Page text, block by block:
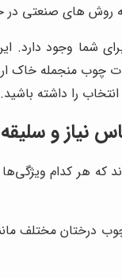
روش های صنعتی در
شما وجود دارد.
چوب منجمله خاک
را داشته باشید.
نیاز و سلیقه
که هر کدام
درختان مختلف